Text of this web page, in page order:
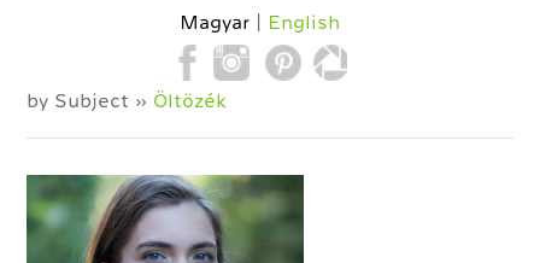
Magyar English
by Subject » Öltözék